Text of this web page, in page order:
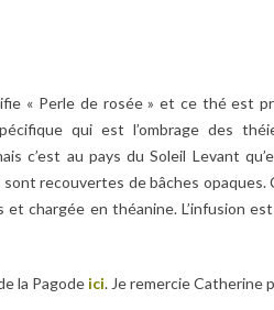
« Perle de rosée » et ce thé est
qui est l’ombrage des
c’est au pays du Soleil Levant
recouvertes de bâches
chargée en théanine. L’infusion
la Pagode ici. Je remercie Catherine